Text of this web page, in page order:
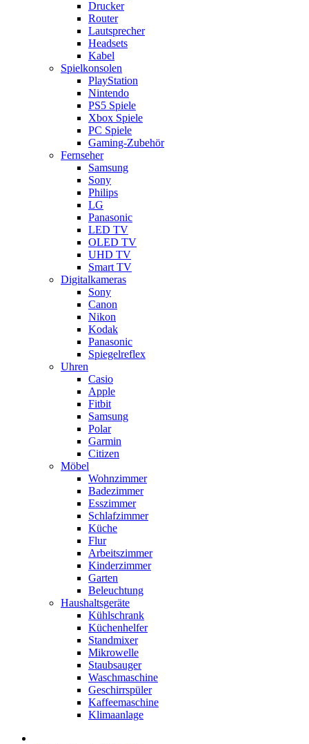
Drucker
Router
Lautsprecher
Headsets
Kabel
Spielkonsolen
PlayStation
Nintendo
PS5 Spiele
Xbox Spiele
PC Spiele
Gaming-Zubehör
Fernseher
Samsung
Sony
Philips
LG
Panasonic
LED TV
OLED TV
UHD TV
Smart TV
Digitalkameras
Sony
Canon
Nikon
Kodak
Panasonic
Spiegelreflex
Uhren
Casio
Apple
Fitbit
Samsung
Polar
Garmin
Citizen
Möbel
Wohnzimmer
Badezimmer
Esszimmer
Schlafzimmer
Küche
Flur
Arbeitszimmer
Kinderzimmer
Garten
Beleuchtung
Haushaltsgeräte
Kühlschrank
Küchenhelfer
Standmixer
Mikrowelle
Staubsauger
Waschmaschine
Geschirrspüler
Kaffeemaschine
Klimaanlage